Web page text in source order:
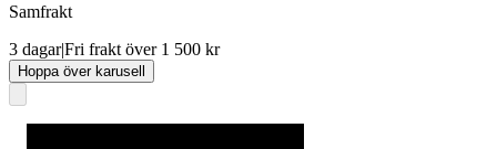
Samfrakt
3 dagar|Fri frakt över 1 500 kr
Hoppa över karusell